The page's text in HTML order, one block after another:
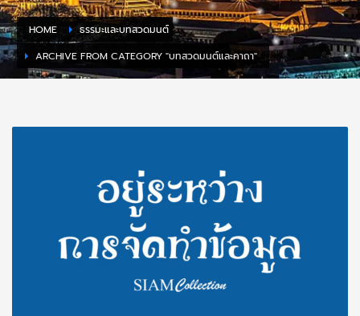
HOME
ธรรมะและบทสวดมนต์
ARCHIVE FROM CATEGORY "บทสวดมนต์และคาถา"